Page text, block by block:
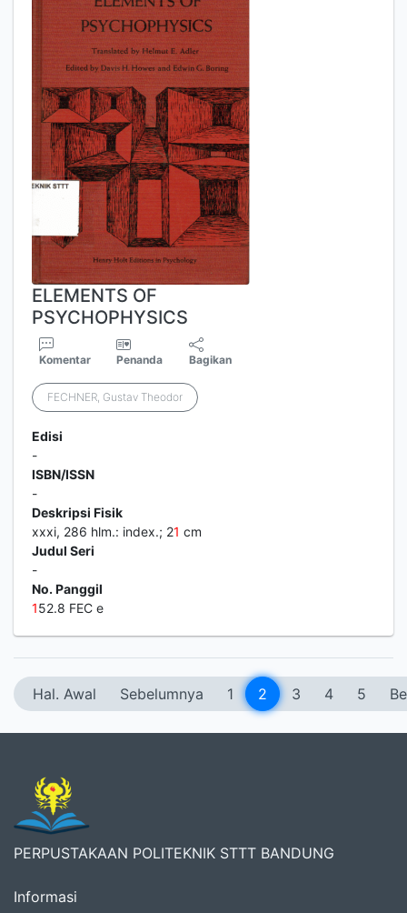
ELEMENTS OF
PSYCHOPHYSICS
Komentar Penanda Bagikan
FECHNER, Gustav Theodor
Edisi
-
ISBN/ISSN
-
Deskripsi Fisik
xxxi, 286 hlm.: index.; 21 cm
Judul Seri
-
No. Panggil
152.8 FEC e
Hal. Awal Sebelumnya 1 2 3 4 5
PERPUSTAKAAN POLITEKNIK STTT BANDUNG
Informasi